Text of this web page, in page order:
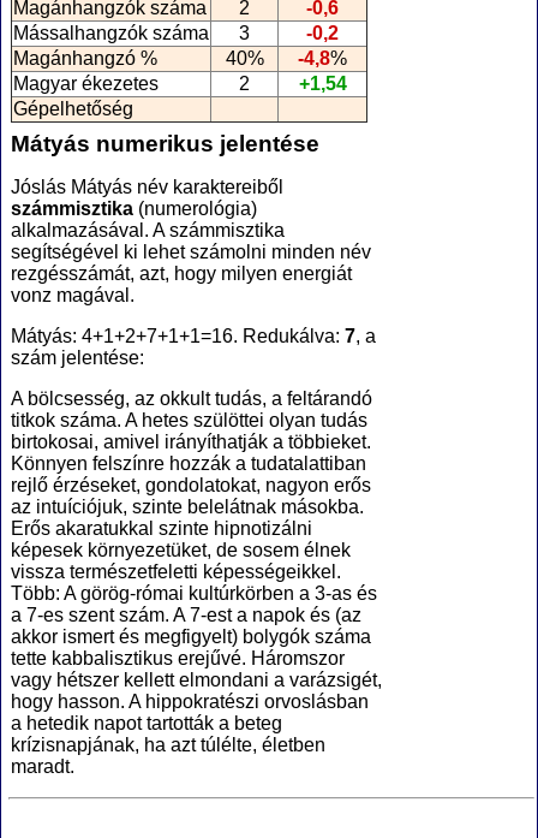
Magánhangzók száma
2
-0,6
Mássalhangzók száma
3
-0,2
Magánhangzó %
40% -4,8%
Magyar ékezetes
2
+1,54
Gépelhetőség
Mátyás numerikus jelentése
Jóslás Mátyás név karaktereiből
számmisztika (numerológia)
alkalmazásával. A számmisztika
segítségével ki lehet számolni minden név
rezgésszámát, azt, hogy milyen energiát
vonz magával.
Mátyás: 4+1+2+7+1+1=16. Redukálva: 7, a
szám jelentése:
A bölcsesség, az okkult tudás, a feltárandó
titkok száma. A hetes szülöttei olyan tudás
birtokosai, amivel irányíthatják a többieket.
Könnyen felszínre hozzák a tudatalattiban
rejlő érzéseket, gondolatokat, nagyon erős
az intuíciójuk, szinte belelátnak másokba.
Erős akaratukkal szinte hipnotizálni
képesek környezetüket, de sosem élnek
vissza természetfeletti képességeikkel.
Több: A görög-római kultúrkörben a 3-as és
a 7-es szent szám. A 7-est a napok és (az
akkor ismert és megfigyelt) bolygók száma
tette kabbalisztikus erejűvé. Háromszor
vagy hétszer kellett elmondani a varázsigét,
hogy hasson. A hippokratészi orvoslásban
a hetedik napot tartották a beteg
krízisnapjának, ha azt túlélte, életben
maradt.